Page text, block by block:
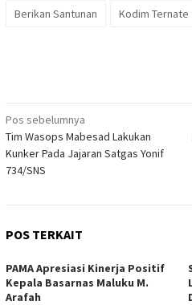
Berikan Santunan Kodim Ternate
Navigasi
pos
Pos sebelumnya
Tim Wasops Mabesad Lakukan
Kunker Pada Jajaran Satgas Yonif
734/SNS
POS TERKAIT
PAMA Apresiasi Kinerja Positif
Kepala Basarnas Maluku M.
Arafah